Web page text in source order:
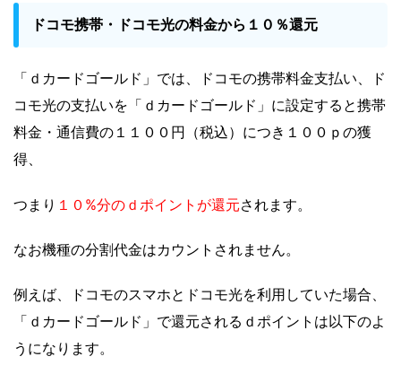
ドコモ携帯・ドコモ光の料金から１０％還元
「ｄカードゴールド」では、ドコモの携帯料金支払い、ド
コモ光の支払いを「ｄカードゴールド」に設定すると携帯
料金・通信費の１１００円（税込）につき１００ｐの獲
得、
つまり １０%分のｄポイントが還元されます。
なお機種の分割代金はカウントされません。
例えば、ドコモのスマホとドコモ光を利用していた場合、
「ｄカードゴールド」で還元されるｄポイントは以下のよ
うになります。